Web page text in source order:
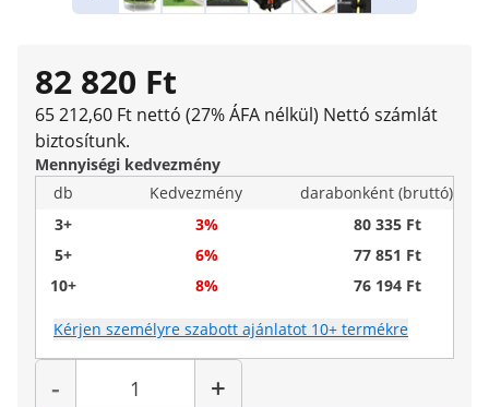
82 820 Ft
65 212,60 Ft nettó (27% ÁFA nélkül) Nettó számlát
biztosítunk.
Mennyiségi kedvezmény
db
Kedvezmény
darabonként (bruttó)
3+
3%
80 335 Ft
5+
6%
77 851 Ft
10+
8% 76 194 Ft
Kérjen személyre szabott ajánlatot 10+ termékre
-
Mennyiség
+